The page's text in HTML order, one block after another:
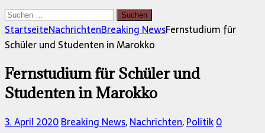
Suchen
nach:
StartseiteNachrichtenBreaking NewsFernstudium für
Schüler und Studenten in Marokko
Fernstudium für Schüler und
Studenten in Marokko
3. April 2020Breaking News,Nachrichten,Politik0